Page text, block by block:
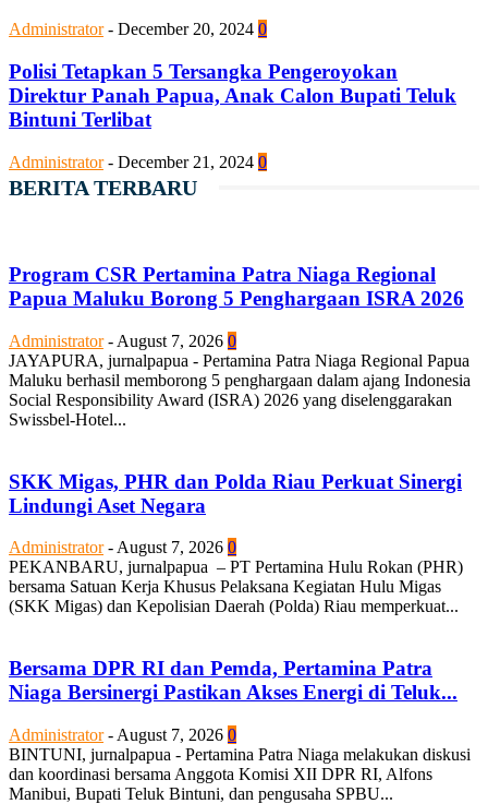
Administrator - December 20, 2024 0
Polisi Tetapkan 5 Tersangka Pengeroyokan
Direktur Panah Papua, Anak Calon Bupati Teluk
Bintuni Terlibat
Administrator - December 21, 2024 0
BERITA TERBARU
Program CSR Pertamina Patra Niaga Regional
Papua Maluku Borong 5 Penghargaan ISRA 2026
Administrator - August 7, 2026 0
JAYAPURA, jurnalpapua - Pertamina Patra Niaga Regional Papua
Maluku berhasil memborong 5 penghargaan dalam ajang Indonesia
Social Responsibility Award (ISRA) 2026 yang diselenggarakan
Swissbel-Hotel...
SKK Migas, PHR dan Polda Riau Perkuat Sinergi
Lindungi Aset Negara
Administrator -August 7, 2026 0
PEKANBARU, jurnalpapua – PT Pertamina Hulu Rokan (PHR)
bersama Satuan Kerja Khusus Pelaksana Kegiatan Hulu Migas
(SKK Migas) dan Kepolisian Daerah (Polda) Riau memperkuat...
Bersama DPR RI dan Pemda, Pertamina Patra
Niaga Bersinergi Pastikan Akses Energi di Teluk...
Administrator - August 7, 2026 0
BINTUNI, jurnalpapua - Pertamina Patra Niaga melakukan diskusi
dan koordinasi bersama Anggota Komisi XII DPR RI, Alfons
Manibui, Bupati Teluk Bintuni, dan pengusaha SPBU...